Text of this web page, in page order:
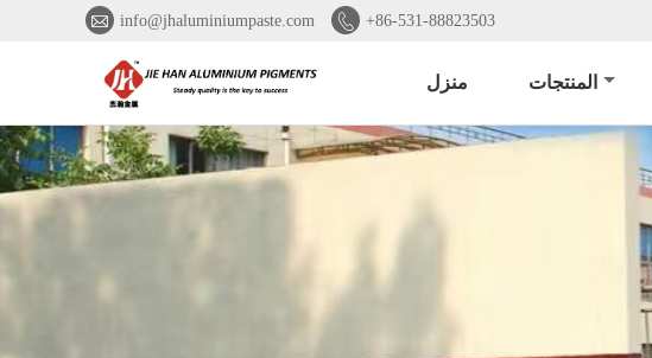
 info@jhaluminiumpaste.com  +86-531-88823503
منزل المنتجات